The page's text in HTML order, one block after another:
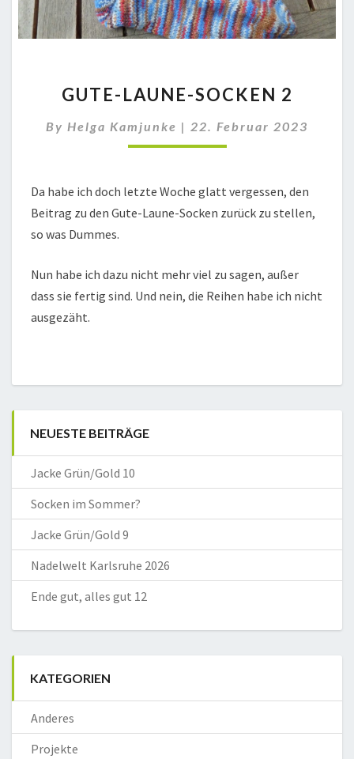
LAUNE-
2
GUTE-LAUNE-SOCKEN 2
By Helga Kamjunke | 22. Februar 2023
Da habe ich doch letzte Woche glatt vergessen, den
Beitrag zu den Gute-Laune-Socken zurück zu stellen,
so was Dummes.
Nun habe ich dazu nicht mehr viel zu sagen, außer
dass sie fertig sind. Und nein, die Reihen habe ich nicht
ausgezäht.
NEUESTE BEITRÄGE
Jacke Grün/Gold 10
Socken im Sommer?
Jacke Grün/Gold 9
Nadelwelt Karlsruhe 2026
Ende gut, alles gut 12
KATEGORIEN
Anderes
Projekte